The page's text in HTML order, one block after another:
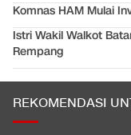
Komnas HAM Mulai
Istri Wakil Walkot
Rempang
REKOMENDASI